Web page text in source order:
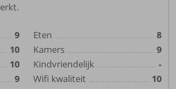
9
10
10
9
Eten
8
Kamers
9
Kindvriendelijk
-
Wifi kwaliteit
10